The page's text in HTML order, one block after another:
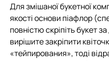
Для змішаної букетної
якості основи піафлор
повністю скріпіть букет
вирішите закріпити
«тейпирования», тоді